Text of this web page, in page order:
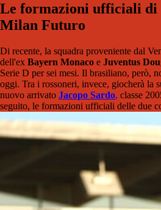
Le formazioni ufficiali di
Milan Futuro
Di recente, la squadra proveniente dal
dell'ex Bayern Monaco e Juventus
Serie D per sei mesi. Il brasiliano, però,
oggi. Tra i rossoneri, invece, giocherà la
nuovo arrivato Jacopo Sardo, classe
seguito, le formazioni ufficiali delle due